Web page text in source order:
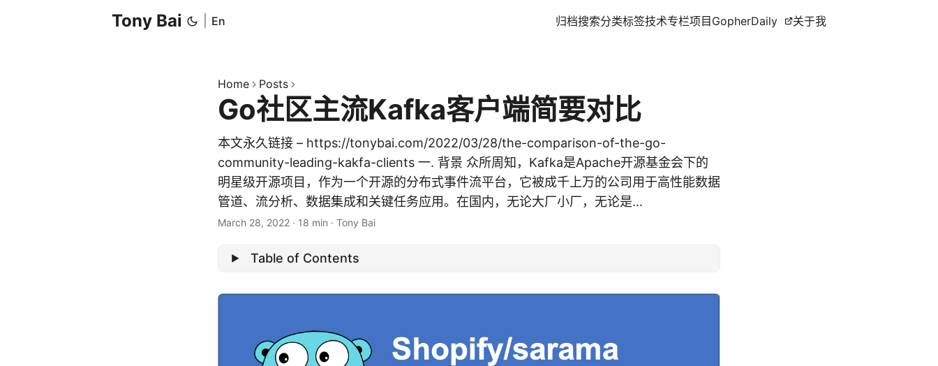
Tony Bai En 归档搜索分类标签技术专栏项目 GopherDaily 关于我
Home Posts
Go社区主流Kafka客户端简要对比
本文永久链接 – https://tonybai.com/2022/03/28/the-comparison-of-the-go-
community-leading-kakfa-clients 一. 背景 众所周知，Kafka是Apache开源基金会下的
明星级开源项目，作为一个开源的分布式事件流平台，它被成千上万的公司用于高性能数据
管道、流分析、数据集成和关键任务应用。在国内，无论大厂小厂，无论是...
March 28, 2022 · 18 min · Tony Bai
Table of Contents